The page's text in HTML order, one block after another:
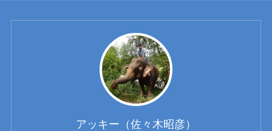
アッキー（佐々木昭彦）